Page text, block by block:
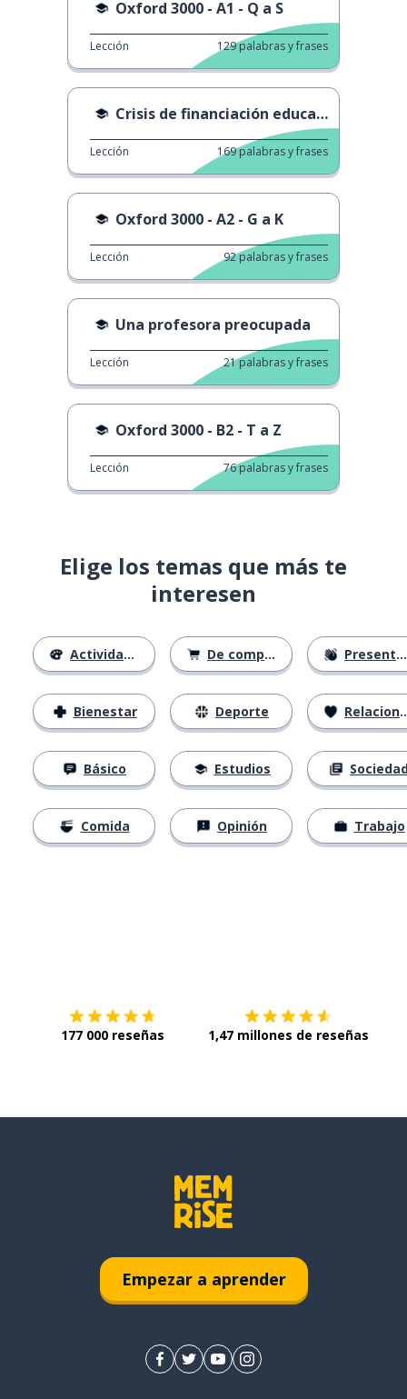
Oxford 3000 - A1 - Q a S
Lección 129palabras y frases
Crisis de financiación educativa
Lección 169palabras y frases
Oxford 3000 - A2 - G a K
Lección 92palabras y frases
Una profesora preocupada
Lección 21palabras y frases
Oxford 3000 - B2 - T a Z
Lección 76palabras y frases
Elige los temas que más te
interesen
Actividades
Bienestar
Básico
Comida
De compras
Deporte
Estudios
Opinión
Presentación
Relaciones
Trabajo
177 000 reseñas 1,47 millones de reseñas
Empezar a aprender